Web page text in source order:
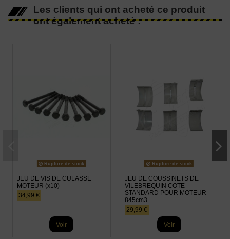
Les clients qui ont acheté ce produit
ont également acheté :
Rupture de stock
JEU DE VIS DE CULASSE
MOTEUR (x10)
34,99 €
Voir
Rupture de stock
JEU DE COUSSINETS DE
VILEBREQUIN COTE
STANDARD POUR MOTEUR
845cm3
29,99 €
Voir